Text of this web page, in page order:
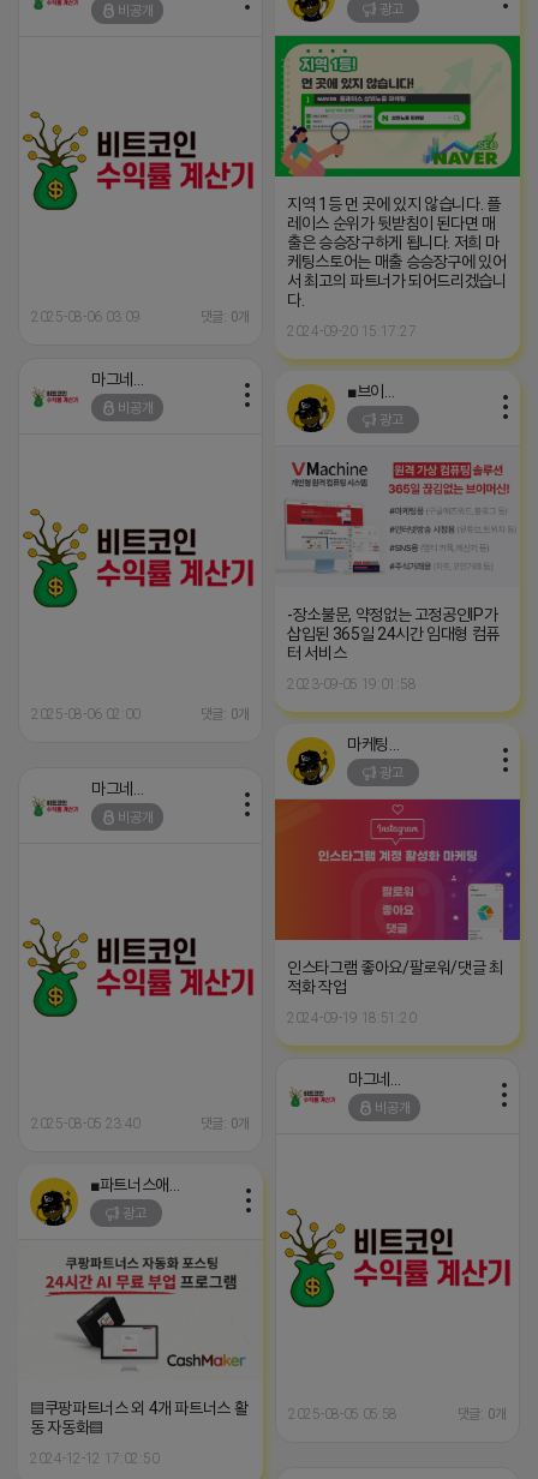
비공개
2025-08-06 03:09 댓글: 0개
광고
지역 1등 먼 곳에 있지 않습니다. 플
레이스 순위가 뒷받침이 된다면 매
출은 승승장구하게 됩니다. 저희 마
케팅스토어는 매출 승승장구에 있어
서 최고의 파트너가 되어드리겠습니
다.
2024-09-20 15:17:27
비공개
2025-08-06 02:00 댓글: 0개
광고
-장소불문, 약정없는 고정공인IP가
삽입된 365일 24시간 임대형 컴퓨
터 서비스
2023-09-05 19:01:58
광고
인스타그램 좋아요/팔로워/댓글 최
적화 작업
2024-09-19 18:51:20
비공개
2025-08-05 23:40 댓글: 0개
비공개
2025-08-05 05:58 댓글: 0개
광고
▤쿠팡파트너스 외 4개 파트너스 활
동 자동화▤
2024-12-12 17:02:50